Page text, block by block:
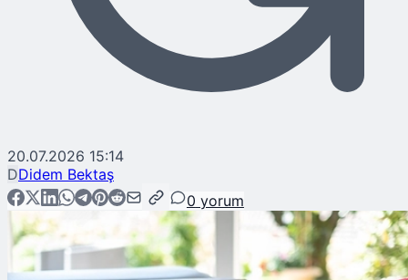
20.07.2026 15:14
DDidem Bektaş
0 yorum